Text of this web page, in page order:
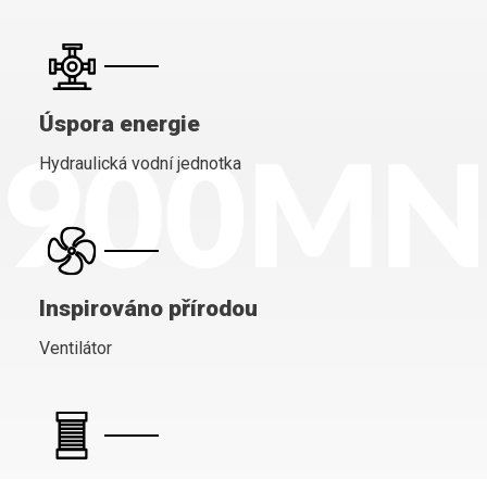
Úspora energie
Hydraulická vodní jednotka
Inspirováno přírodou
Ventilátor